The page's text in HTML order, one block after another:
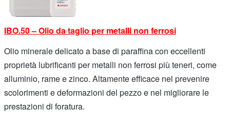
IBO.50 – Olio da taglio per metalli non ferrosi
Olio minerale delicato a base di paraffina con eccellenti
proprietà lubrificanti per metalli non ferrosi più teneri, come
alluminio, rame e zinco. Altamente efficace nel prevenire
scolorimenti e deformazioni del pezzo e nel migliorare le
prestazioni di foratura.